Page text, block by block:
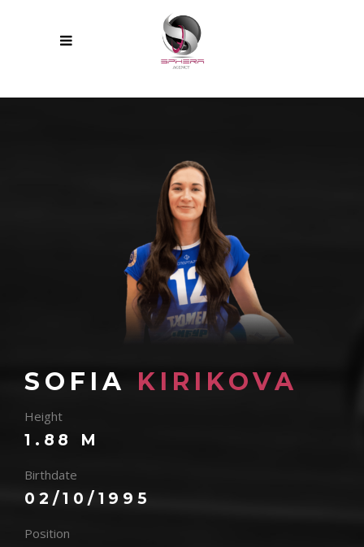
SOFIA KIRIKOVA
Height
1.88 M
Birthdate
02/10/1995
Position